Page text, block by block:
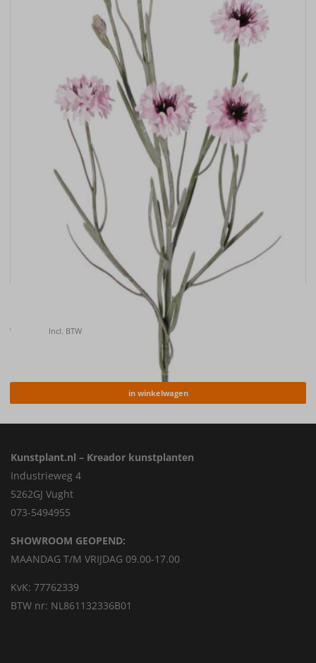
Kunstbloem Korenbloem (Centaurea cyanus) , 66cm
€ Incl. BTW
in winkelwagen
Kunstplant.nl – Kreador kunstplanten
Industrieweg 4
5262GJ Vught
073-5494955
SHOWROOM GEOPEND:
MAANDAG T/M VRIJDAG 09.00-17.00
KvK: 77762339
BTW nr: NL861132336B01